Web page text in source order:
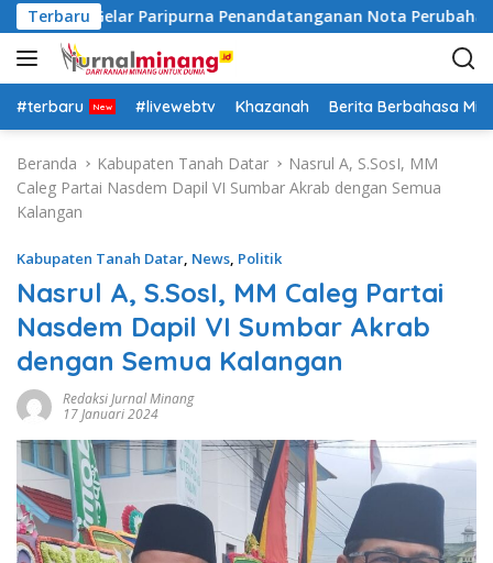
a
g
u
Terbaru
Datar Gelar Paripurna Penandatanganan Nota Perubahan
#terbaru #livewebtv Khazanah Berita Berbahasa
Beranda Kabupaten Tanah Datar
Nasrul A, S.SosI, MM
Caleg Partai Nasdem Dapil VI Sumbar Akrab dengan Semua
Kalangan
Kabupaten Tanah Datar, News, Politik
Nasrul A, S.SosI, MM Caleg Partai
Nasdem Dapil VI Sumbar Akrab
dengan Semua Kalangan
Redaksi Jurnal Minang
17 Januari 2024